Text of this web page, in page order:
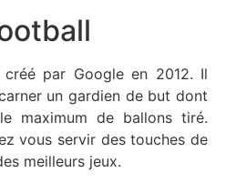
par Google en 2012. Il
un gardien de but dont
maximum de ballons tiré.
vous servir des touches de
meilleurs jeux.